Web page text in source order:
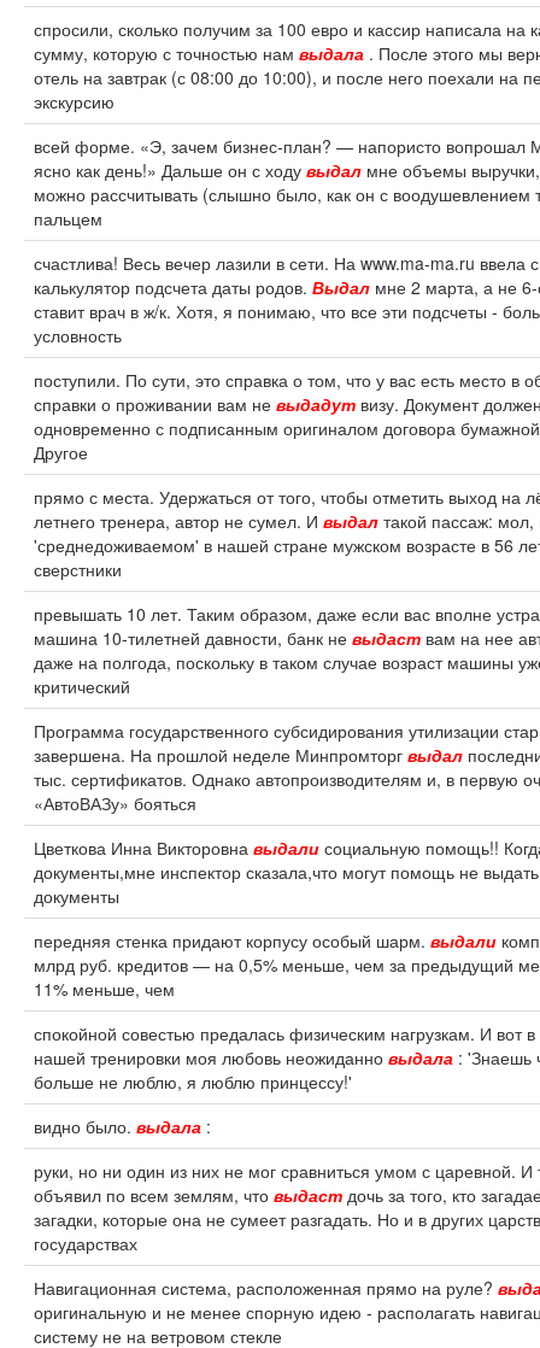
спросили, сколько получим за 100 евро и кассир написала на
сумму, которую с точностью нам выдала . После этого мы
отель на завтрак (с 08:00 до 10:00), и после него поехали на
экскурсию
всей форме. «Э, зачем бизнес-план? — напористо вопрошал
ясно как день!» Дальше он с ходу выдал мне объемы
можно рассчитывать (слышно было, как он с воодушевлением
пальцем
счастлива! Весь вечер лазили в сети. На www.ma-ma.ru ввела
калькулятор подсчета даты родов. Выдал мне 2 марта, а не 6-
ставит врач в ж/к. Хотя, я понимаю, что все эти подсчеты -
условность
поступили. По сути, это справка о том, что у вас есть место в
справки о проживании вам не выдадут визу. Документ
одновременно с подписанным оригиналом договора
Другое
прямо с места. Удержаться от того, чтобы отметить выход на
летнего тренера, автор не сумел. И выдал такой пассаж: мол,
'среднедоживаемом' в нашей стране мужском возрасте в 56
сверстники
превышать 10 лет. Таким образом, даже если вас вполне
машина 10-тилетней давности, банк не выдаст вам на нее
даже на полгода, поскольку в таком случае возраст машины
критический
Программа государственного субсидирования утилизации
завершена. На прошлой неделе Минпромторг выдал
тыс. сертификатов. Однако автопроизводителям и, в первую
«АвтоВАЗу» бояться
Цветкова Инна Викторовна выдали социальную помощь!!
документы,мне инспектор сказала,что могут помощь не
документы
передняя стенка придают корпусу особый шарм. выдали
млрд руб. кредитов — на 0,5% меньше, чем за предыдущий
11% меньше, чем
спокойной совестью предалась физическим нагрузкам. И вот в
нашей тренировки моя любовь неожиданно выдала : 'Знаешь
больше не люблю, я люблю принцессу!'
видно было. выдала :
руки, но ни один из них не мог сравниться умом с царевной. И
объявил по всем землям, что выдаст дочь за того, кто
загадки, которые она не сумеет разгадать. Но и в других
государствах
Навигационная система, расположенная прямо на руле?
оригинальную и не менее спорную идею - располагать
систему не на ветровом стекле